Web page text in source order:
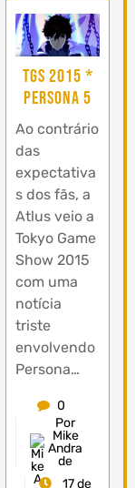
TGS 2015 *
Persona 5
Ao contrário
das
expectativa
s dos fãs, a
Atlus veio a
Tokyo Game
Show 2015
com uma
notícia
triste
envolvendo
Persona…
0
Por
Mike
Andra
de
17 de